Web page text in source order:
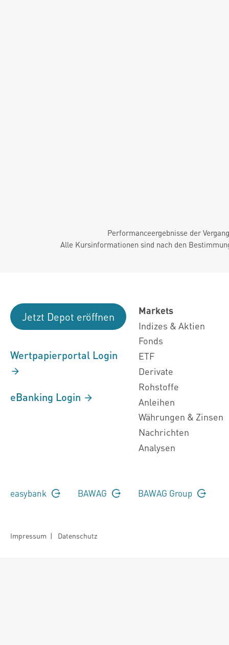
Performanceergebnisse der
Alle Kursinformationen sind nach den
Jetzt Depot eröffnen
Wertpapierportal Login
eBanking Login
Markets
Indizes & Aktien
Fonds
ETF
Derivate
Rohstoffe
Anleihen
Währungen & Zinsen
Nachrichten
Analysen
easybank BAWAG BAWAG Group
Impressum | Datenschutz